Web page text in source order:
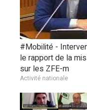
#Mobilité -
le rapport de la
sur les ZFE-m
Activité nationale